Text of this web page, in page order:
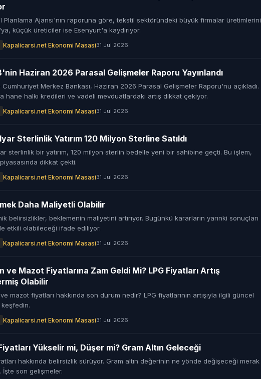
Planlama Ajansı'nın raporuna göre, tekstil sektöründeki büyük firmalar üretimlerini
küçük üreticiler ise Esenyurt'a kaydırıyor.
Kapalicarsi.net Ekonomi Masasi31 Jul 2026
Haziran 2026 Parasal Gelişmeler Raporu Yayınlandı
Cumhuriyet Merkez Bankası, Haziran 2026 Parasal Gelişmeler Raporu'nu açıkladı.
hane halkı kredileri ve vadeli mevduatlardaki artış dikkat çekiyor.
Kapalicarsi.net Ekonomi Masasi31 Jul 2026
Sterlinlik Yatırım 120 Milyon Sterline Satıldı
sterlinlik bir yatırım, 120 milyon sterlin bedelle yeni bir sahibine geçti. Bu işlem,
piyasasında dikkat çekti.
Kapalicarsi.net Ekonomi Masasi31 Jul 2026
Daha Maliyetli Olabilir
belirsizlikler, beklemenin maliyetini artırıyor. Bugünkü kararların yarınki sonuçları
etkili olabileceği ifade ediliyor.
Kapalicarsi.net Ekonomi Masasi31 Jul 2026
ve Mazot Fiyatlarına Zam Geldi Mi? LPG Fiyatları Artış
Olabilir
mazot fiyatları hakkında son durum nedir? LPG fiyatlarının artışıyla ilgili güncel
Kapalicarsi.net Ekonomi Masasi31 Jul 2026
Yükselir mi, Düşer mi? Gram Altın Geleceği
hakkında belirsizlik sürüyor. Gram altın değerinin ne yönde değişeceği merak
İşte son gelişmeler.